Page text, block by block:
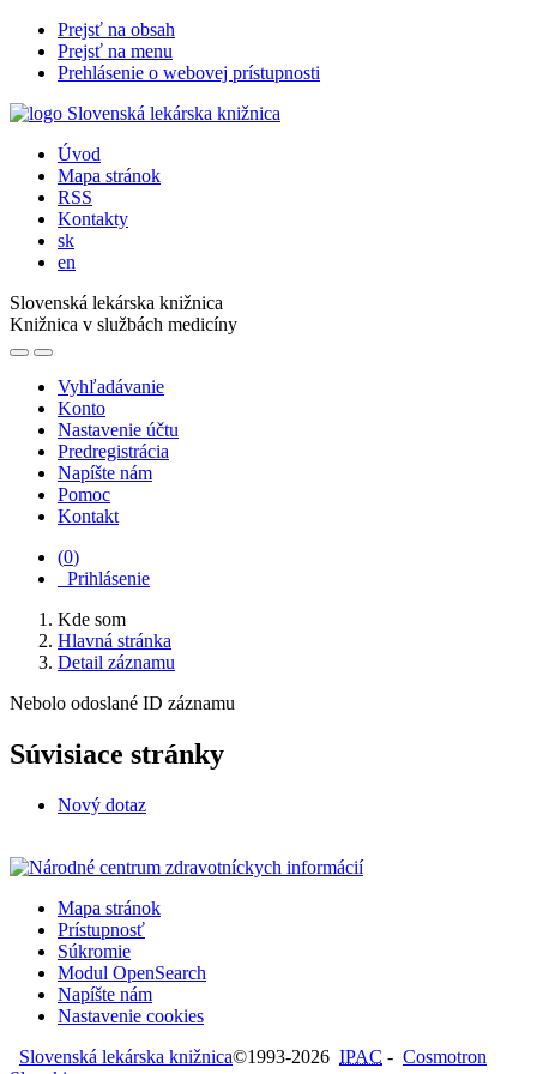
Prejsť na obsah
Prejsť na menu
Prehlásenie o webovej prístupnosti
Úvod
Mapa stránok
RSS
Kontakty
sk
en
Slovenská lekárska knižnica
Knižnica v službách medicíny
Vyhľadávanie
Konto
Nastavenie účtu
Predregistrácia
Napíšte nám
Pomoc
Kontakt
(0)
Prihlásenie
Kde som
Hlavná stránka
Detail záznamu
Nebolo odoslané ID záznamu
Súvisiace stránky
Nový dotaz
Mapa stránok
Prístupnosť
Súkromie
Modul OpenSearch
Napíšte nám
Nastavenie cookies
Slovenská lekárska knižnica©1993-2026 IPAC - Cosmotron